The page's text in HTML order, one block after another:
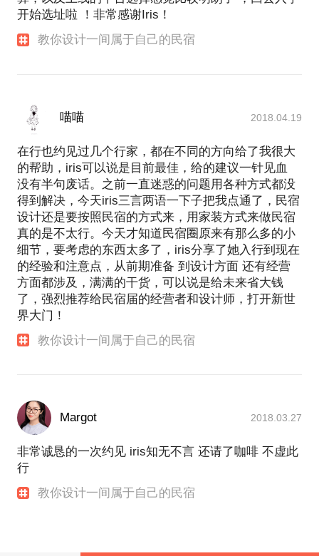
开始选址啦 ！非常感谢Iris！
教你设计一间属于自己的民宿
喵喵 2018.04.19
在行也约见过几个行家，都在不同的方向给了我很大
的帮助，iris可以说是目前最佳，给的建议一针见血
没有半句废话。之前一直迷惑的问题用各种方式都没
得到解决，今天iris三言两语一下子把我点通了，民宿
设计还是要按照民宿的方式来，用家装方式来做民宿
真的是不太行。今天才知道民宿圈原来有那么多的小
细节，要考虑的东西太多了，iris分享了她入行到现在
的经验和注意点，从前期准备 到设计方面 还有经营
方面都涉及，满满的干货，可以说是给未来省大钱
了，强烈推荐给民宿届的经营者和设计师，打开新世
界大门！
教你设计一间属于自己的民宿
Margot 2018.03.27
非常诚恳的一次约见 iris知无不言 还请了咖啡 不虚此
行
教你设计一间属于自己的民宿